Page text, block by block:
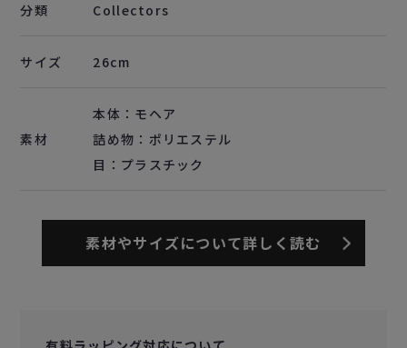
分類 Collectors
サイズ 26cm
素材
本体：モヘア
詰め物：ポリエステル
目：プラスチック
素材やサイズについて詳しく読む